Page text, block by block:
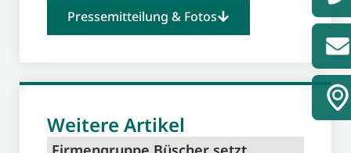
Pressemitteilung & Fotos
Weitere Artikel